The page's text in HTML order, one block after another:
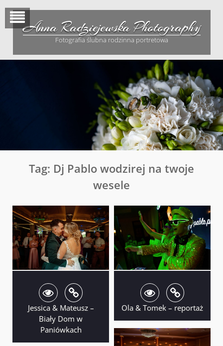
contentAnna Radziejewska Photography
Fotografia ślubna rodzinna portretowa
Tag: Dj Pablo wodzirej na twoje
wesele
Jessica & Mateusz –
Biały Dom w
Paniówkach
Ola & Tomek – reportaż